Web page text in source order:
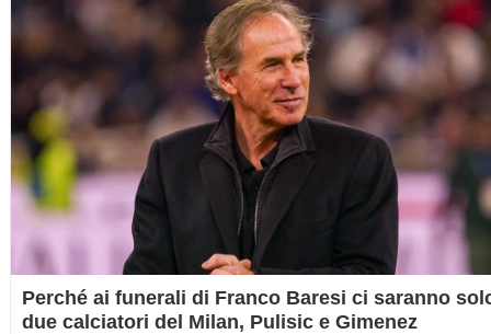
Perché ai funerali di Franco Baresi ci saranno
due calciatori del Milan, Pulisic e Gimenez